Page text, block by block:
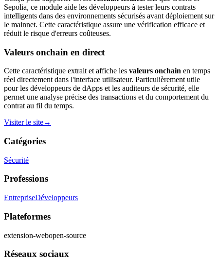
Sepolia, ce module aide les développeurs à tester leurs contrats
intelligents dans des environnements sécurisés avant déploiement sur
le mainnet. Cette caractéristique assure une vérification efficace et
réduit le risque d'erreurs coûteuses.
Valeurs onchain en direct
Cette caractéristique extrait et affiche les valeurs onchain en temps
réel directement dans l'interface utilisateur. Particulièrement utile
pour les développeurs de dApps et les auditeurs de sécurité, elle
permet une analyse précise des transactions et du comportement du
contrat au fil du temps.
Visiter le site→
Catégories
Sécurité
Professions
EntrepriseDéveloppeurs
Plateformes
extension-webopen-source
Réseaux sociaux